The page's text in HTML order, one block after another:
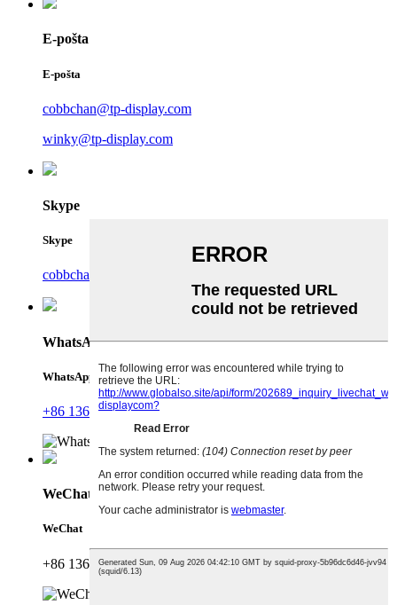
E-pošta
E-pošta
cobbchan@tp-display.com
winky@tp-display.com
Skype
Skype
cobbchan@tp-display.com
WhatsApp
WhatsApp
+86 13630098457
WeChat
WeChat
+86 13630098457